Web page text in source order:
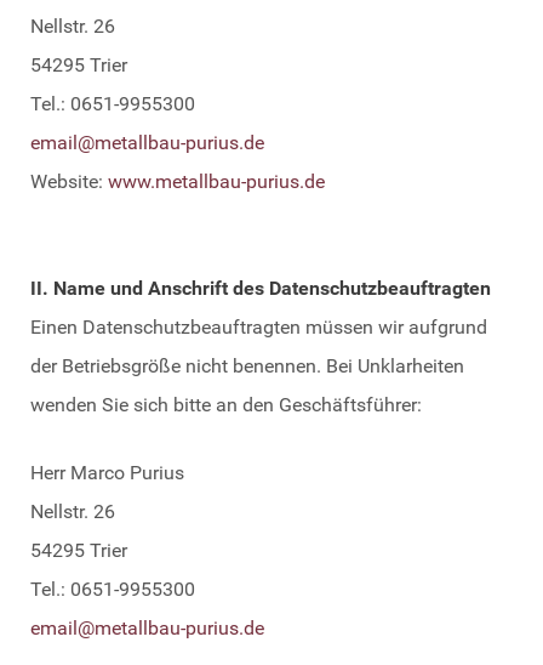
Nellstr. 26
54295 Trier
Tel.: 0651-9955300
email@metallbau-purius.de
Website: www.metallbau-purius.de
II. Name und Anschrift des Datenschutzbeauftragten
Einen Datenschutzbeauftragten müssen wir aufgrund
der Betriebsgröße nicht benennen. Bei Unklarheiten
wenden Sie sich bitte an den Geschäftsführer:
Herr Marco Purius
Nellstr. 26
54295 Trier
Tel.: 0651-9955300
email@metallbau-purius.de